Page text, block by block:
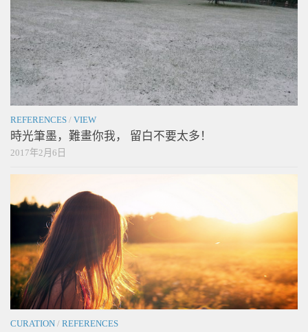
REFERENCES / VIEW
時光筆墨，難畫你我， 留白不要太多！
2017年2月6日
CURATION / REFERENCES